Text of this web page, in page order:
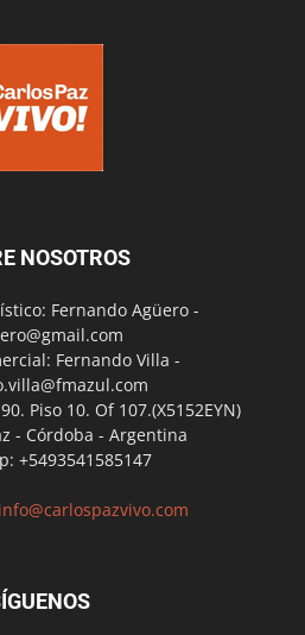
NOSOTROS
Fernando Agüero -
Fernando Villa -
Piso 10. Of 107.(X5152EYN)
- Córdoba - Argentina
+5493541585147
info@carlospazvivo.com